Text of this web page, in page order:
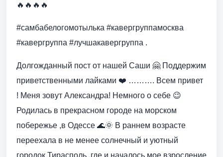
🔥🔥🔥🔥
#самбабелогомотылька #кавергруппамосква
#кавергруппа #лучшакавергруппа .
Долгожданный пост от нашей Саши 🤗 Поддержим
приветственными лайками ❤️ ………. Всем привет
! Меня зовут Александра! Немного о себе 😉
Родилась в прекрасном городе на морском
побережье ,в Одессе 🌊🌞 В раннем возрасте
переехала в не менее солнечный и уютный